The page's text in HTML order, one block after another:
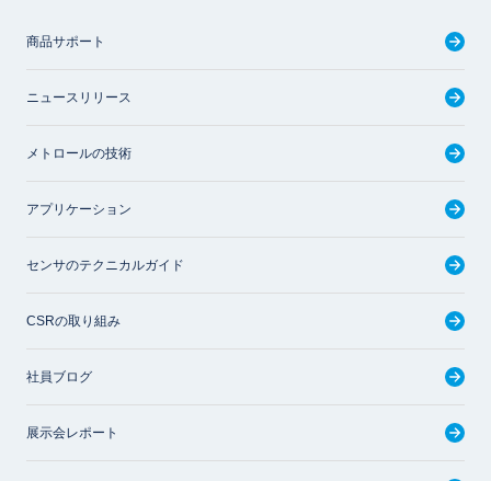
商品サポート
ニュースリリース
メトロールの技術
アプリケーション
センサのテクニカルガイド
CSRの取り組み
社員ブログ
展示会レポート